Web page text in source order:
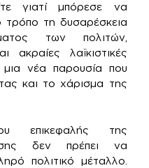
γιατί μπόρεσε να
τρόπο τη δυσαρέσκεια
των πολιτών,
ακραίες λαϊκιστικές
μια νέα παρουσία που
και το χάρισμα της
επικεφαλής της
δεν πρέπει να
πολιτικό μέταλλο.